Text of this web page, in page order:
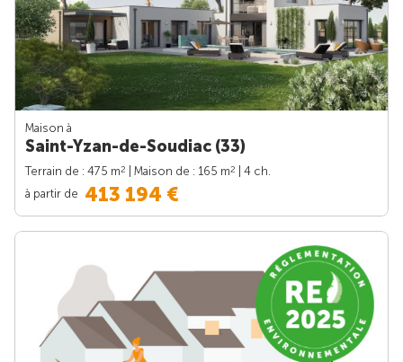
Maison à
Saint-Yzan-de-Soudiac (33)
Terrain de : 475 m2 | Maison de : 165 m2
| 4 ch.
à partir de 413 194 €